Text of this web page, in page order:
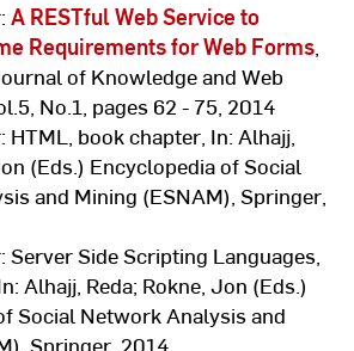
A RESTful Web Service to
Requirements for Web Forms,
of Knowledge and Web
No.1, pages 62 - 75, 2014
HTML, book chapter, In: Alhajj,
(Eds.) Encyclopedia of Social
and Mining (ESNAM), Springer,
Server Side Scripting Languages,
Alhajj, Reda; Rokne, Jon (Eds.)
Social Network Analysis and
Springer, 2014